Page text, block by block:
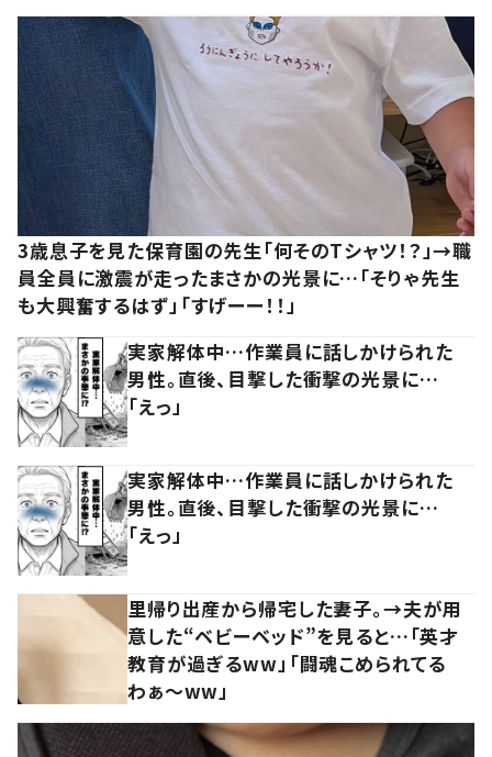
3歳息子を見た保育園の先生「何そのTシャツ！？」→職
員全員に激震が走ったまさかの光景に…「そりゃ先生
も大興奮するはず」「すげーー！！」
実家解体中…作業員に話しかけられた
男性。直後、目撃した衝撃の光景に…
「えっ」
実家解体中…作業員に話しかけられた
男性。直後、目撃した衝撃の光景に…
「えっ」
里帰り出産から帰宅した妻子。→夫が用
意した“ベビーベッド”を見ると…「英才
教育が過ぎるww」「闘魂こめられてる
わぁ～ww」